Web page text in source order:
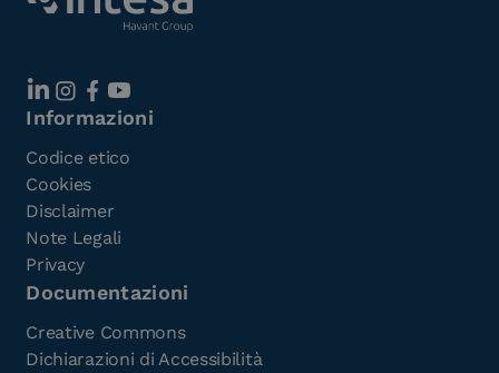
Informazioni
Codice etico
Cookies
Disclaimer
Note Legali
Privacy
Documentazioni
Creative Commons
Dichiarazioni di Accessibilità